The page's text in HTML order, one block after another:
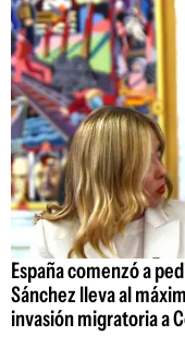
España comenzó a
Sánchez lleva al
invasión migratoria a